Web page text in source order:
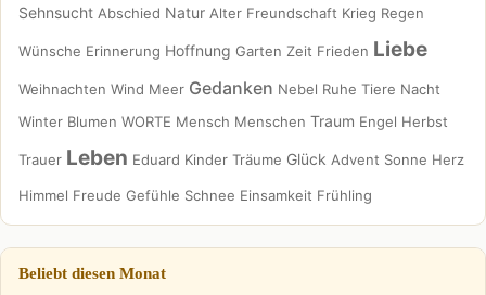
Sehnsucht Abschied Natur Alter Freundschaft Krieg Regen
Wünsche Erinnerung Hoffnung Garten Zeit Frieden Liebe
Weihnachten Wind Meer Gedanken Nebel Ruhe Tiere Nacht
Winter Blumen WORTE Mensch Menschen Traum Engel Herbst
Trauer Leben Eduard Kinder Träume Glück Advent Sonne Herz
Himmel Freude Gefühle Schnee Einsamkeit Frühling
Beliebt diesen Monat